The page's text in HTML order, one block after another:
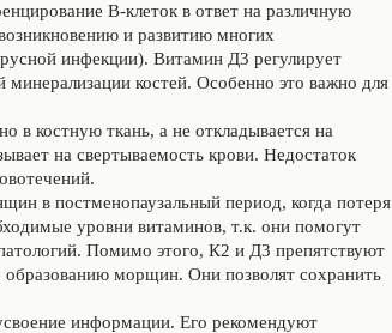
В-клеток в ответ на различную
и развитию многих
инфекции). Витамин Д3 регулирует
минерализации костей. Особенно это важно для
в костную ткань, а не откладывается на
на свертываемость крови. Недостаток
в постменопаузальный период, когда потеря
уровни витаминов, т.к. они помогут
Помимо этого, К2 и Д3 препятствуют
образованию морщин. Они позволят сохранить
информации. Его рекомендуют